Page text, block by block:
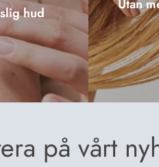
hud
Utan
på vårt